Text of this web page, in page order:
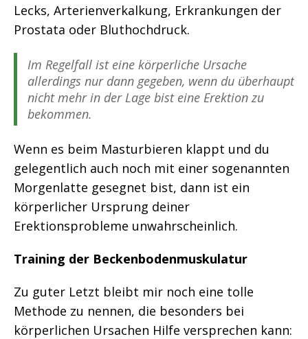
Lecks, Arterienverkalkung, Erkrankungen der
Prostata oder Bluthochdruck.
Im Regelfall ist eine körperliche Ursache
allerdings nur dann gegeben, wenn du überhaupt
nicht mehr in der Lage bist eine Erektion zu
bekommen.
Wenn es beim Masturbieren klappt und du
gelegentlich auch noch mit einer sogenannten
Morgenlatte gesegnet bist, dann ist ein
körperlicher Ursprung deiner
Erektionsprobleme unwahrscheinlich.
Training der Beckenbodenmuskulatur
Zu guter Letzt bleibt mir noch eine tolle
Methode zu nennen, die besonders bei
körperlichen Ursachen Hilfe versprechen kann: